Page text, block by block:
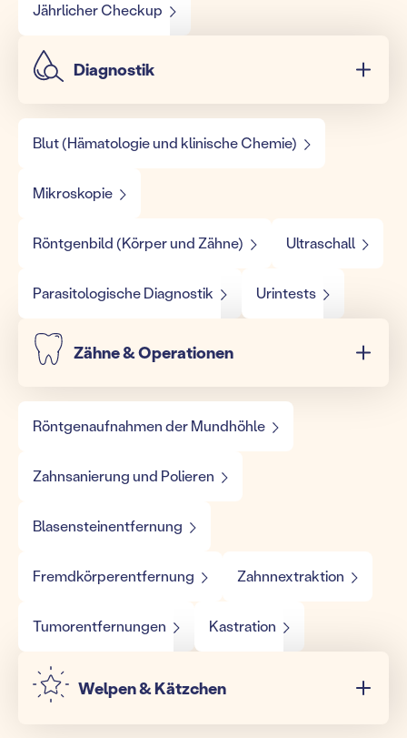
Jährlicher Checkup
Diagnostik
Blut (Hämatologie und klinische Chemie)
Mikroskopie
Röntgenbild (Körper und Zähne) Ultraschall
Parasitologische Diagnostik Urintests
Zähne & Operationen
Röntgenaufnahmen der Mundhöhle
Zahnsanierung und Polieren
Blasensteinentfernung
Fremdkörperentfernung Zahnnextraktion
Tumorentfernungen Kastration
Welpen & Kätzchen